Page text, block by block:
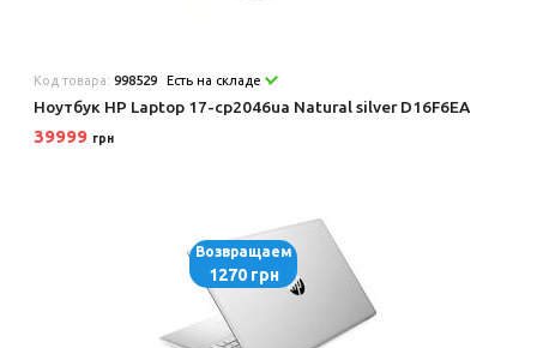
Код товара:998529 Есть на складе
Ноутбук HP Laptop 17-cp2046ua Natural silver D16F6EA
39999 грн
Возвращаем
1270 грн